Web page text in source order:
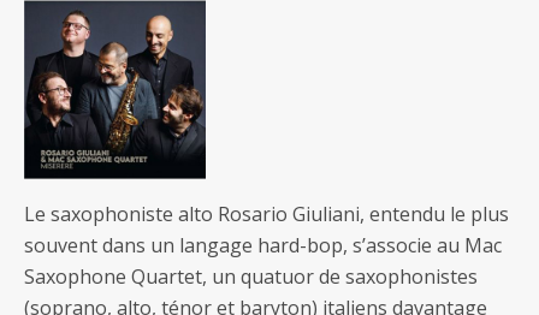
Le saxophoniste alto Rosario Giuliani, entendu le plus
souvent dans un langage hard-bop, s’associe au Mac
Saxophone Quartet, un quatuor de saxophonistes
(soprano, alto, ténor et baryton) italiens davantage